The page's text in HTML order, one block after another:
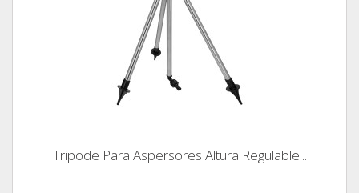
Tripode Para Aspersores Altura Regulable...